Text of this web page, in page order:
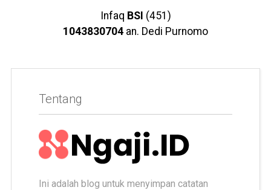
Infaq BSI (451)
1043830704 an. Dedi Purnomo
Tentang
Ini adalah blog untuk menyimpan catatan